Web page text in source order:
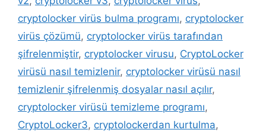
cryptolocker virüs bulma programı, cryptolocker
virüs çözümü, cryptolocker virüs tarafından
şifrelenmiştir, cryptolocker virusu, CryptoLocker
virüsü nasıl temizlenir, cryptolocker virüsü nasıl
temizlenir şifrelenmiş dosyalar nasıl açılır,
cryptolocker virüsü temizleme programı,
CryptoLocker3, cryptolockerdan kurtulma,